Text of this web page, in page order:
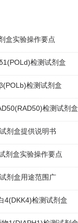
盒实验操作要点
检测试剂盒
检测试剂盒
检测试剂盒
剂盒提供说明书
剂盒实验操作要点
剂盒用途范围广
4(DKK4)检测试剂盒